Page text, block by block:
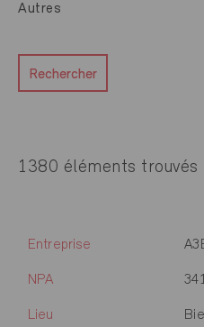
Autres
Rechercher
1380 éléments trouvés
Entreprise
NPA
Lieu